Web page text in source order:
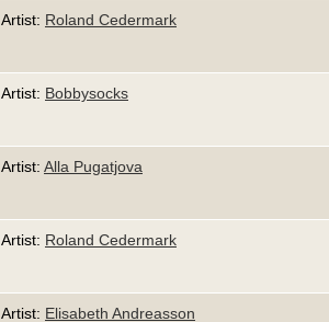
Artist: Roland Cedermark
Artist: Bobbysocks
Artist: Alla Pugatjova
Artist: Roland Cedermark
Artist: Elisabeth Andreasson